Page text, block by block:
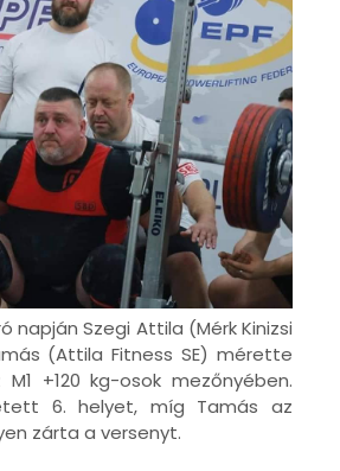
napján Szegi Attila (Mérk Kinizsi
(Attila Fitness SE) mérette
+120 kg-osok mezőnyében.
6. helyet, míg Tamás az
zárta a versenyt.